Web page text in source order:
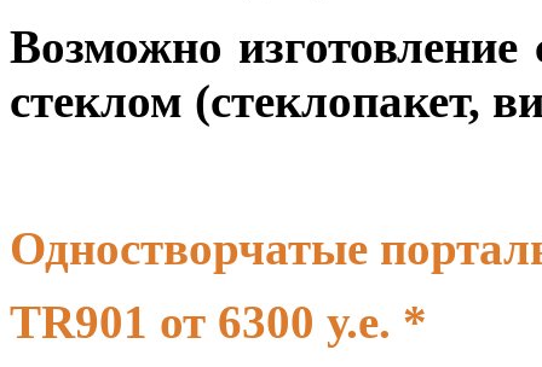
Возможно
стеклом (стеклопакет,
Одностворчатые
TR901 от 6300 у.е. *